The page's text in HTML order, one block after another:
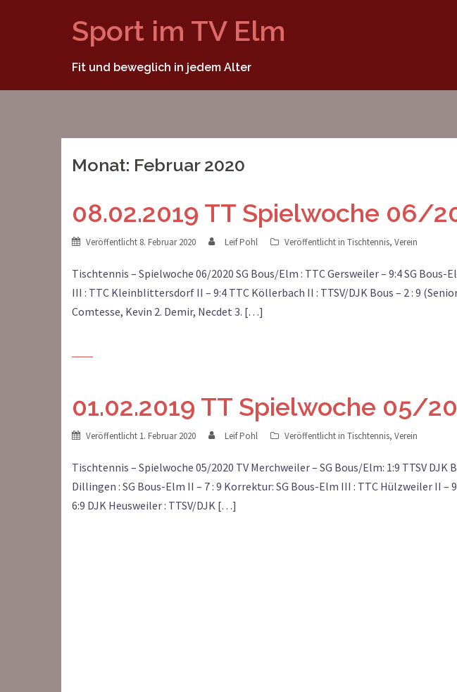
Sport im TV Elm
Fit und beweglich in jedem Alter
Monat: Februar 2020
08.02.2019 TT Spielwoche 06/
Veröffentlicht 8. Februar 2020 Leif Pohl Veröffentlicht in Tischtennis, Verein
Tischtennis – Spielwoche 06/2020 SG Bous/Elm : TTC Gersweiler – 9:4 SG Bous-
III : TTC Kleinblittersdorf II – 9:4 TTC Köllerbach II : TTSV/DJK Bous – 2 : 9
Comtesse, Kevin 2. Demir, Necdet 3. […]
01.02.2019 TT Spielwoche 05/
Veröffentlicht 1. Februar 2020 Leif Pohl Veröffentlicht in Tischtennis, Verein
Tischtennis – Spielwoche 05/2020 TV Merchweiler – SG Bous/Elm: 1:9 TTSV DJK
Dillingen : SG Bous-Elm II – 7 : 9 Korrektur: SG Bous-Elm III : TTC Hülzweiler II –
6:9 DJK Heusweiler : TTSV/DJK […]